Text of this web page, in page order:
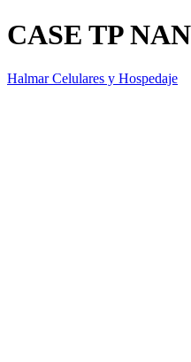
CASE TP
Halmar Celulares y Hospedaje